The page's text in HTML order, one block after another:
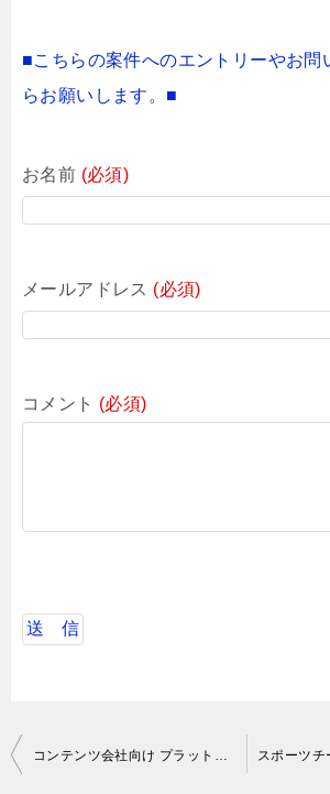
■こちらの案件へのエントリーやお問
らお願いします。■
お名前 (必須)
メールアドレス (必須)
コメント (必須)
投
コンテンツ会社向け プラットフォーム エンハンス開発支援